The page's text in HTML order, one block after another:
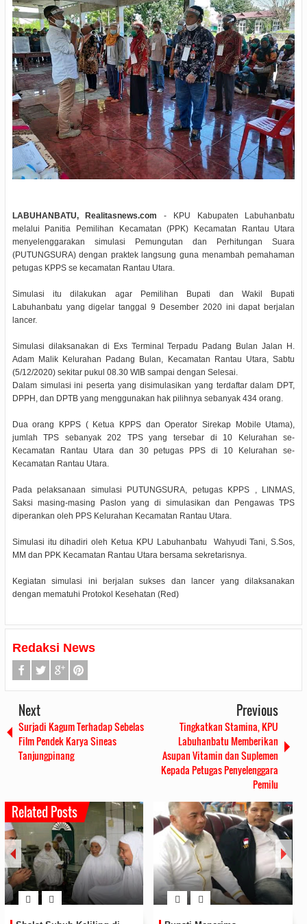
LABUHANBATU, Realitasnews.com- KPU Kabupaten Labuhanbatu
melalui Panitia Pemilihan Kecamatan (PPK) Kecamatan Rantau Utara
menyelenggarakan simulasi Pemungutan dan Perhitungan Suara
(PUTUNGSURA) dengan praktek langsung guna menambah pemahaman
petugas KPPS se kecamatan Rantau Utara.
Simulasi itu dilakukan agar Pemilihan Bupati dan Wakil Bupati
Labuhanbatu yang digelar tanggal 9 Desember 2020 ini dapat berjalan
lancer.
Simulasi dilaksanakan di Exs Terminal Terpadu Padang Bulan Jalan H.
Adam Malik Kelurahan Padang Bulan, Kecamatan Rantau Utara, Sabtu
(5/12/2020) sekitar pukul 08.30 WIB sampai dengan Selesai.
Dalam simulasi ini peserta yang disimulasikan yang terdaftar dalam DPT,
DPPH, dan DPTB yang menggunakan hak pilihnya sebanyak 434 orang.
Dua orang KPPS ( Ketua KPPS dan Operator Sirekap Mobile Utama),
jumlah TPS sebanyak 202 TPS yang tersebar di 10 Kelurahan se-
Kecamatan Rantau Utara dan 30 petugas PPS di 10 Kelurahan se-
Kecamatan Rantau Utara.
Pada pelaksanaan simulasi PUTUNGSURA, petugas KPPS , LINMAS,
Saksi masing-masing Paslon yang di simulasikan dan Pengawas TPS
diperankan oleh PPS Kelurahan Kecamatan Rantau Utara.
Simulasi itu dihadiri oleh Ketua KPU Labuhanbatu Wahyudi Tani, S.Sos,
MM dan PPK Kecamatan Rantau Utara bersama sekretarisnya.
Kegiatan simulasi ini berjalan sukses dan lancer yang dilaksanakan
dengan mematuhi Protokol Kesehatan (Red)
Redaksi News
Next
Surjadi Kagum Terhadap Sebelas
Film Pendek Karya Sineas
Tanjungpinang
Previous
Tingkatkan Stamina, KPU
Labuhanbatu Memberikan
Asupan Vitamin dan Suplemen
Kepada Petugas Penyelenggara
Pemilu
Related Posts